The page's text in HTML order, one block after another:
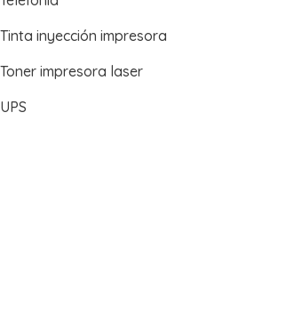
Tinta inyección impresora
Toner impresora laser
UPS